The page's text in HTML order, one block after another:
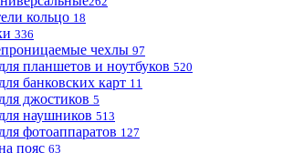
кольцо 18
336
чехлы 97
планшетов и ноутбуков 520
банковских карт 11
джостиков 5
наушников 513
фотоаппаратов 127
пояс 63